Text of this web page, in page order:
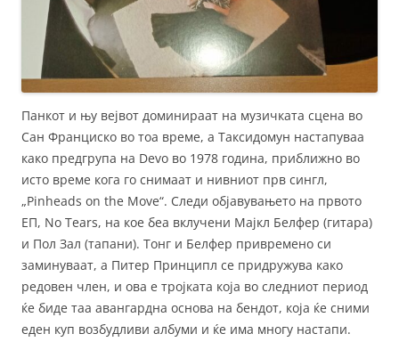
Панкот и њу вејвот доминираат на музичката сцена во
Сан Франциско во тоа време, а Таксидомун настапуваа
како предгрупа на Devo во 1978 година, приближно во
исто време кога го снимаат и нивниот прв сингл,
„Pinheads on the Move“. Следи објавувањето на првото
ЕП, No Tears, на кое беа вклучени Мајкл Белфер (гитара)
и Пол Зал (тапани). Тонг и Белфер привремено си
заминуваат, а Питер Принципл се придружува како
редовен член, и ова е тројката која во следниот период
ќе биде таа авангардна основа на бендот, која ќе сними
еден куп возбудливи албуми и ќе има многу настапи.